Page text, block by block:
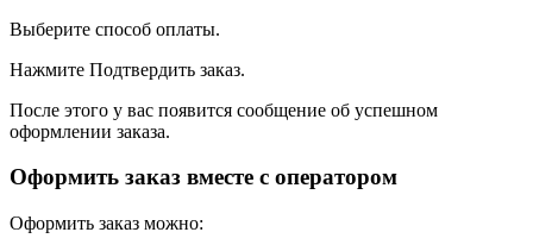
Выберите способ оплаты.
Нажмите Подтвердить заказ.
После этого у вас появится сообщение об успешном
оформлении заказа.
Оформить заказ вместе с оператором
Оформить заказ можно: